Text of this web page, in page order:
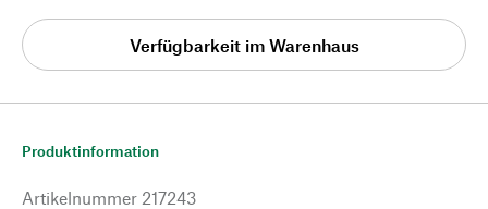
Verfügbarkeit im Warenhaus
Produktinformation
Artikelnummer 217243